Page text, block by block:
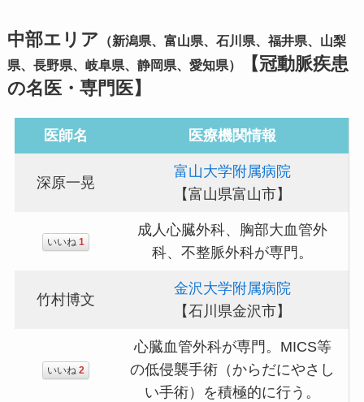
中部エリア （新潟県、富山県、石川県、福井県、山梨
県、長野県、岐阜県、静岡県、愛知県）
【冠動脈疾患
の名医・専門医】
医師名 医療機関情報
深原一晃
富山大学附属病院
【富山県富山市】
いいね 1
成人心臓外科、胸部大血管外
科、不整脈外科が専門。
竹村博文
金沢大学附属病院
【石川県金沢市】
いいね 2
心臓血管外科が専門。MICS等
の低侵襲手術（からだにやさし
い手術）を積極的に行う。